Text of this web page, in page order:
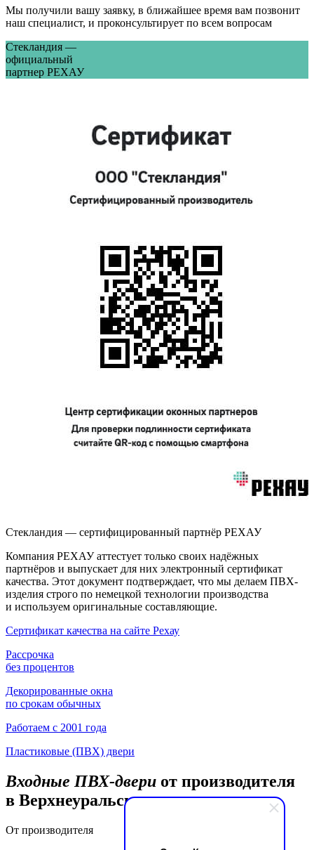
Мы получили вашу заявку, в ближайшее время вам позвонит
наш специалист, и проконсультирует по всем вопросам
Стекландия —
официальный
партнер РЕХАУ
Стекландия — сертифицированный партнёр РЕХАУ
Компания РЕХАУ аттестует только своих надёжных
партнёров и выпускает для них электронный сертификат
качества. Этот документ подтверждает, что мы делаем ПВХ-
изделия строго по немецкой технологии производства
и используем оригинальные составляющие.
Сертификат качества на сайте Рехау
Рассрочка
без процентов
Декорированные окна
по срокам обычных
Работаем с 2001 года
Пластиковые (ПВХ) двери
Входные ПВХ-двери от производителя
в Верхнеуральске
От производителя